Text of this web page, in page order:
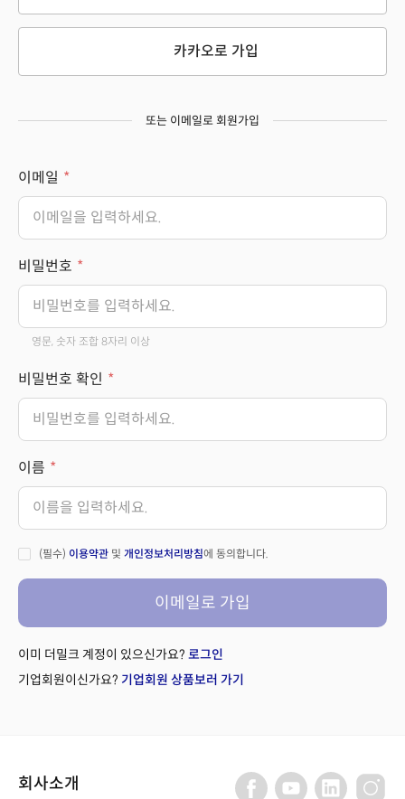
카카오로 가입
또는 이메일로 회원가입
이메일
비밀번호
영문, 숫자 조합 8자리 이상
비밀번호 확인
이름
(필수) 이용약관 및 개인정보처리방침에 동의합니다.
이메일로 가입
이미 더밀크 계정이 있으신가요? 로그인
기업회원이신가요? 기업회원 상품보러 가기
회사소개